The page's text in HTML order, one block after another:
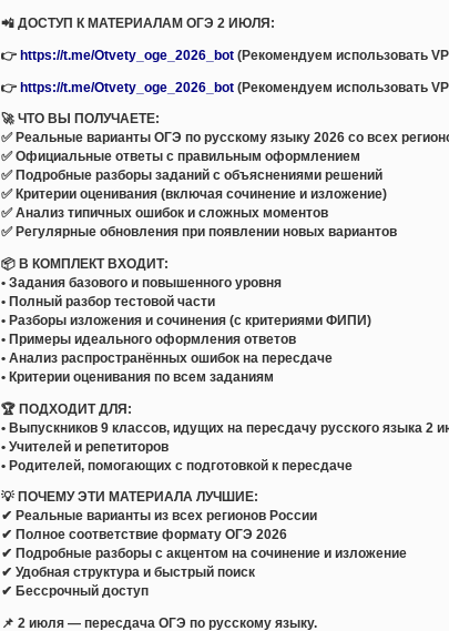
📲 ДОСТУП К МАТЕРИАЛАМ ОГЭ 2 ИЮЛЯ:
👉 https://t.me/Otvety_oge_2026_bot (Рекомендуем использовать
👉https://t.me/Otvety_oge_2026_bot (Рекомендуем использовать
🚀 ЧТО ВЫ ПОЛУЧАЕТЕ:
✅ Реальные варианты ОГЭ по русскому языку 2026 со всех
✅ Официальные ответы с правильным оформлением
✅ Подробные разборы заданий с объяснениями решений
✅ Критерии оценивания (включая сочинение и изложение)
✅ Анализ типичных ошибок и сложных моментов
✅ Регулярные обновления при появлении новых вариантов
📦 В КОМПЛЕКТ ВХОДИТ:
• Задания базового и повышенного уровня
• Полный разбор тестовой части
• Разборы изложения и сочинения (с критериями ФИПИ)
• Примеры идеального оформления ответов
• Анализ распространённых ошибок на пересдаче
• Критерии оценивания по всем заданиям
🏆 ПОДХОДИТ ДЛЯ:
• Выпускников 9 классов, идущих на пересдачу русского языка 2
• Учителей и репетиторов
• Родителей, помогающих с подготовкой к пересдаче
💡 ПОЧЕМУ ЭТИ МАТЕРИАЛА ЛУЧШИЕ:
✔ Реальные варианты из всех регионов России
✔ Полное соответствие формату ОГЭ 2026
✔ Подробные разборы с акцентом на сочинение и изложение
✔ Удобная структура и быстрый поиск
✔ Бессрочный доступ
📌 2 июля — пересдача ОГЭ по русскому языку.